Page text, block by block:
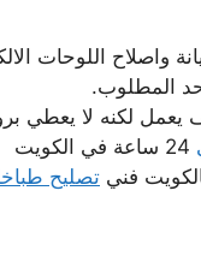
واصلاح اللوحات
المطلوب.
يعمل لكنه لا يعطي
فني تصليح